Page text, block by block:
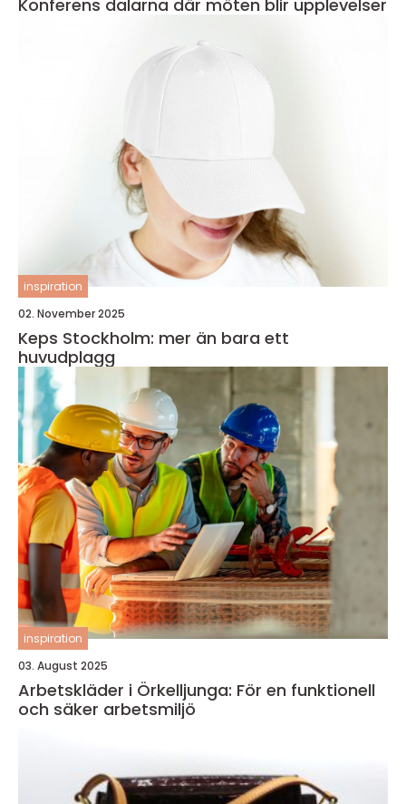
Konferens dalarna där möten blir upplevelser
inspiration
02. November 2025
Keps Stockholm: mer än bara ett
huvudplagg
inspiration
03. August 2025
Arbetskläder i Örkelljunga: För en funktionell
och säker arbetsmiljö